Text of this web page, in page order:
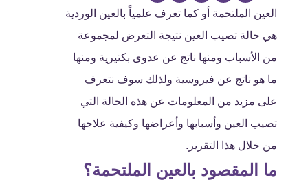
العين الملتحمة أو كما تعرف علمياً بالعين الوردية
هي حالة تصيب العين نتيجة التعرض لمجموعة
من الأسباب ومنها ناتج عن عدوى بكتيرية ومنها
ما هو ناتج عن فيروسية ولذلك سوف نتعرف
على مزيد من المعلومات عن هذه الحالة التي
تصيب العين وأسبابها وأعراضها وكيفية علاجها
من خلال هذا التقرير.
ما المقصود بالعين الملتحمة؟